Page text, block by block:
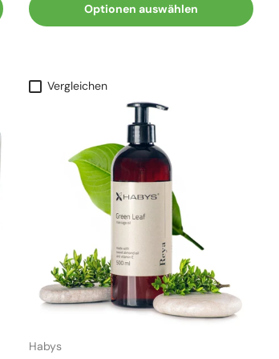
Optionen auswählen
Vergleichen
Habys